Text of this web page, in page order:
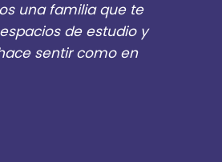
una familia que te
de estudio y
sentir como en